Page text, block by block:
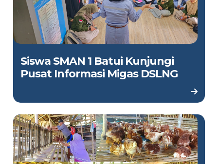
Siswa SMAN 1 Batui Kunjungi
Pusat Informasi Migas DSLNG